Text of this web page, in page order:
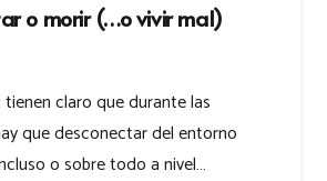
o morir (…o vivir mal)
claro que durante las
que desconectar del entorno
o sobre todo a nivel…